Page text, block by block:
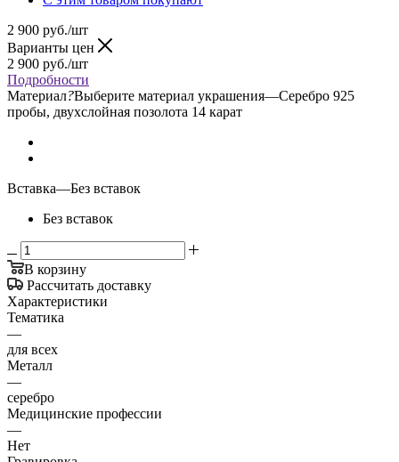
2 900 руб./шт
Варианты цен
2 900 руб./шт
Подробности
Материал?Выберите материал украшения—Серебро 925
пробы, двухслойная позолота 14 карат
Вставка—Без вставок
Без вставок
В корзину
Рассчитать доставку
Характеристики
Тематика
—
для всех
Металл
—
серебро
Медицинские профессии
—
Нет